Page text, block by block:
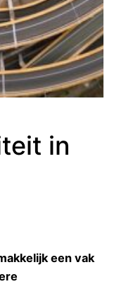
in
een vak